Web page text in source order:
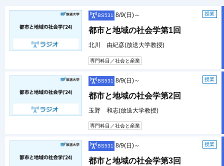
BS531 授業
8/9(日)～
都市と地域の社会学第1回
北川 由紀彦(放送大学教授)
専門科目／社会と産業
BS531 授業
8/9(日)～
都市と地域の社会学第2回
玉野 和志(放送大学教授)
専門科目／社会と産業
BS531 授業
8/9(日)～
都市と地域の社会学第3回